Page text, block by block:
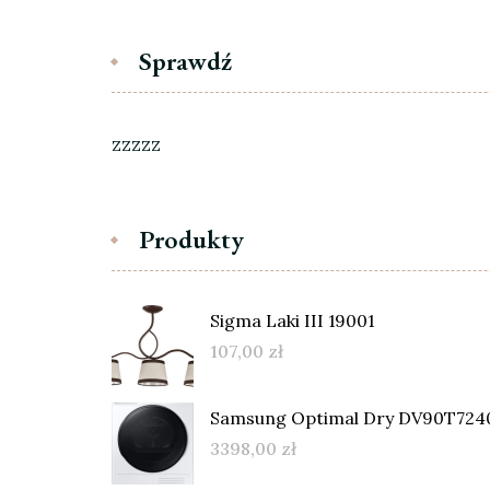
Sprawdź
zzzzz
Produkty
Sigma Laki III 19001
107,00 zł
Samsung Optimal Dry
3398,00 zł